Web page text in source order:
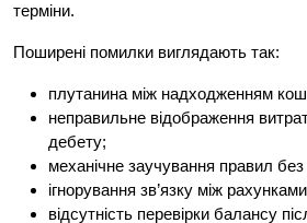
терміни.
Поширені помилки виглядають так:
плутанина між надходженням
неправильне відображення
дебету;
механічне заучування правил без
ігнорування зв’язку між
відсутність перевірки балансу